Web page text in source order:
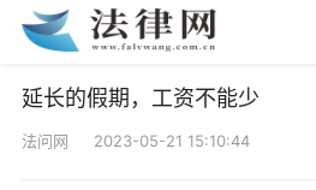
延长的假期，工资不能少
法问网 2023-05-21 15:10:44